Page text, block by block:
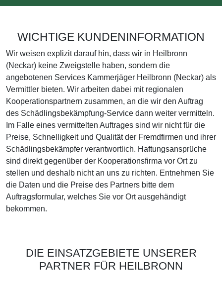
WICHTIGE KUNDENINFORMATION
Wir weisen explizit darauf hin, dass wir in Heilbronn
(Neckar) keine Zweigstelle haben, sondern die
angebotenen Services Kammerjäger Heilbronn (Neckar) als
Vermittler bieten. Wir arbeiten dabei mit regionalen
Kooperationspartnern zusammen, an die wir den Auftrag
des Schädlingsbekämpfung-Service dann weiter vermitteln.
Im Falle eines vermittelten Auftrages sind wir nicht für die
Preise, Schnelligkeit und Qualität der Fremdfirmen und ihrer
Schädlingsbekämpfer verantwortlich. Haftungsansprüche
sind direkt gegenüber der Kooperationsfirma vor Ort zu
stellen und deshalb nicht an uns zu richten. Entnehmen Sie
die Daten und die Preise des Partners bitte dem
Auftragsformular, welches Sie vor Ort ausgehändigt
bekommen.
DIE EINSATZGEBIETE UNSERER
PARTNER FÜR HEILBRONN